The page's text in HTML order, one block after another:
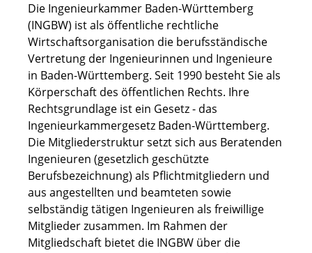
Die Ingenieurkammer Baden-Württemberg
(INGBW) ist als öffentliche rechtliche
Wirtschaftsorganisation die berufsständische
Vertretung der Ingenieurinnen und Ingenieure
in Baden-Württemberg. Seit 1990 besteht Sie als
Körperschaft des öffentlichen Rechts. Ihre
Rechtsgrundlage ist ein Gesetz - das
Ingenieurkammergesetz Baden-Württemberg.
Die Mitgliederstruktur setzt sich aus Beratenden
Ingenieuren (gesetzlich geschützte
Berufsbezeichnung) als Pflichtmitgliedern und
aus angestellten und beamteten sowie
selbständig tätigen Ingenieuren als freiwillige
Mitglieder zusammen. Im Rahmen der
Mitgliedschaft bietet die INGBW über die